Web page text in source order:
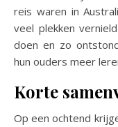
reis waren in
veel plekken
doen en zo
hun ouders meer
Korte
Op een ochtend